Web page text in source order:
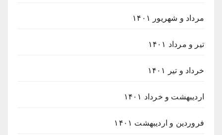
مرداد و شهریور ۱۴۰۱
تیر و مرداد ۱۴۰۱
خرداد و تیر ۱۴۰۱
اردیبهشت و خرداد ۱۴۰۱
فروردین و اردیبهشت ۱۴۰۱